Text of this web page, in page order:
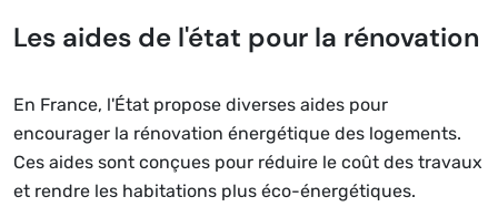
Les aides de l'état pour la rénovation
En France, l'État propose diverses aides pour
encourager la rénovation énergétique des logements.
Ces aides sont conçues pour réduire le coût des travaux
et rendre les habitations plus éco-énergétiques.